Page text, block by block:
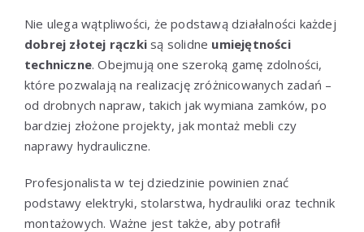
Nie ulega wątpliwości, że podstawą działalności każdej
dobrej złotej rączki są solidne umiejętności
techniczne. Obejmują one szeroką gamę zdolności,
które pozwalają na realizację zróżnicowanych zadań –
od drobnych napraw, takich jak wymiana zamków, po
bardziej złożone projekty, jak montaż mebli czy
naprawy hydrauliczne.
Profesjonalista w tej dziedzinie powinien znać
podstawy elektryki, stolarstwa, hydrauliki oraz technik
montażowych. Ważne jest także, aby potrafił